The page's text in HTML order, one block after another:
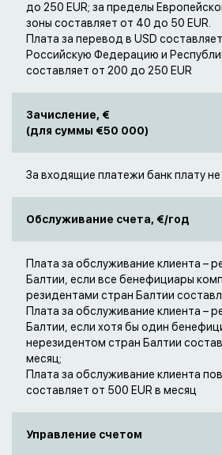
до 250 EUR; за пределы
зоны составляет от 40 до 50 EUR.
Плата за перевод в USD
Российскую Федерацию и
составляет от 200 до 250 EUR
Зачисление, €
(для суммы €50 000)
За входящие платежи банк плату
Обслуживание счета, €/год
Плата за обслуживание клиента –
Балтии, если все бенефициары
резидентами стран Балтии
Плата за обслуживание клиента –
Балтии, если хотя бы один
нерезидентом стран Балтии
месяц;
Плата за обслуживание клиента
составляет от 500 EUR в месяц
Управление счетом